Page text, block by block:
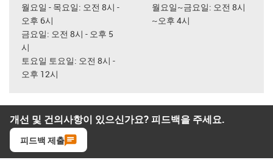
월요일 - 목요일: 오전 8시 -
오후 6시
금요일: 오전 8시 - 오후 5
시
토요일 토요일: 오전 8시 -
오후 12시
월요일~금요일: 오전 8시
~오후 4시
개선 및 건의사항이 있으신가요? 피드백을 주세요.
피드백 제출